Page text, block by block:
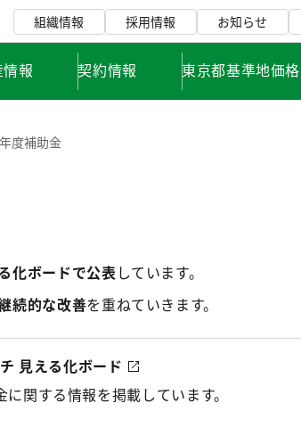
組織情報 採用情報 お知らせ
報 契約情報 東京都基準地価格
度補助金
化ボードで公表 しています。
続的な改善を重ねていきます。
見える化ボード
関する情報を掲載しています。